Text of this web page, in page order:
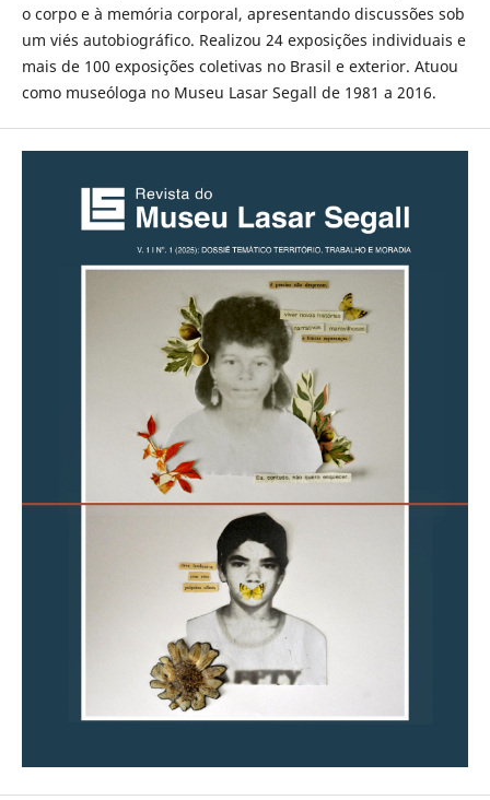
o corpo e à memória corporal, apresentando discussões sob
um viés autobiográfico. Realizou 24 exposições individuais e
mais de 100 exposições coletivas no Brasil e exterior. Atuou
como museóloga no Museu Lasar Segall de 1981 a 2016.